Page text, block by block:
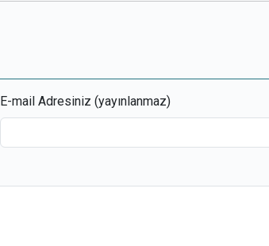
E-mail Adresiniz (yayınlanmaz)